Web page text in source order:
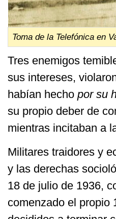
Toma de la Telefónica en
Tres enemigos
sus intereses,
habían hecho por su
su propio deber de
mientras incitaban a
Militares traidores y
y las derechas
18 de julio de 1936,
comenzado el propio